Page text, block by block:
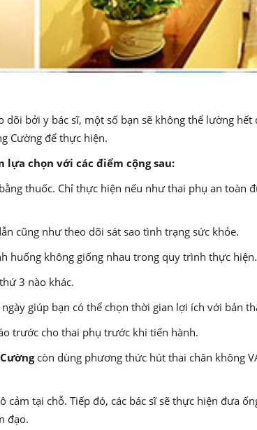
bởi y bác sĩ, một số bạn sẽ không thể lường
Cường để thực hiện.
chọn với các điểm cộng sau:
thuốc. Chỉ thực hiện nếu như thai phụ an toàn
cũng như theo dõi sát sao tình trạng sức khỏe.
huống không giống nhau trong quy trình thực hiện.
3 nào khác.
giúp bạn có thể chọn thời gian lợi ích với bản
trước cho thai phụ trước khi tiến hành.
còn dùng phương thức hút thai chân không
tại chỗ. Tiếp đó, các bác sĩ sẽ thực hiện đưa
đạo.